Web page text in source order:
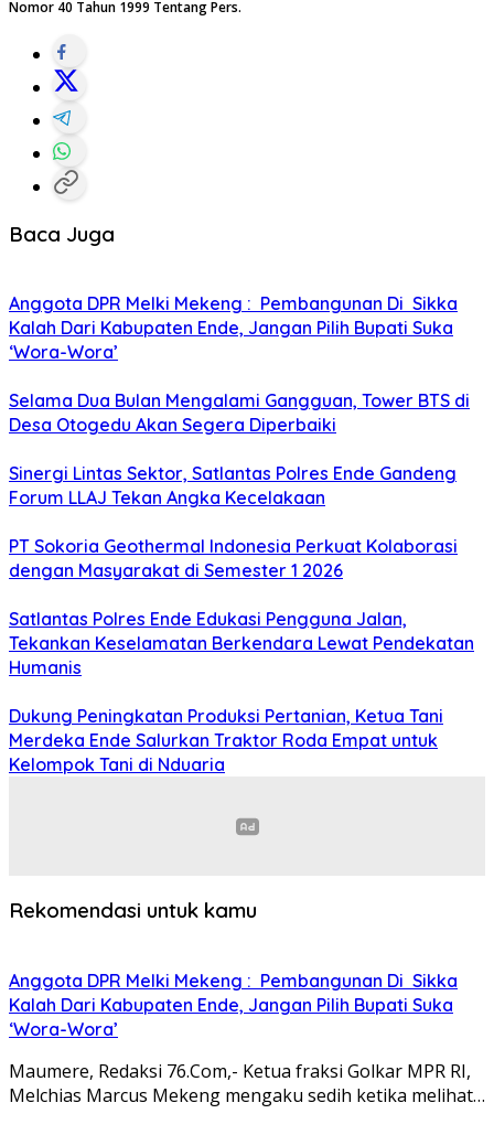
Nomor 40 Tahun 1999 Tentang Pers.
Baca Juga
Anggota DPR Melki Mekeng : Pembangunan Di Sikka
Kalah Dari Kabupaten Ende, Jangan Pilih Bupati Suka
‘Wora-Wora’
Selama Dua Bulan Mengalami Gangguan, Tower BTS di
Desa Otogedu Akan Segera Diperbaiki
Sinergi Lintas Sektor, Satlantas Polres Ende Gandeng
Forum LLAJ Tekan Angka Kecelakaan
PT Sokoria Geothermal Indonesia Perkuat Kolaborasi
dengan Masyarakat di Semester 1 2026
Satlantas Polres Ende Edukasi Pengguna Jalan,
Tekankan Keselamatan Berkendara Lewat Pendekatan
Humanis
Dukung Peningkatan Produksi Pertanian, Ketua Tani
Merdeka Ende Salurkan Traktor Roda Empat untuk
Kelompok Tani di Nduaria
Rekomendasi untuk kamu
Anggota DPR Melki Mekeng : Pembangunan Di Sikka
Kalah Dari Kabupaten Ende, Jangan Pilih Bupati Suka
‘Wora-Wora’
Maumere, Redaksi 76.Com,- Ketua fraksi Golkar MPR RI,
Melchias Marcus Mekeng mengaku sedih ketika melihat…